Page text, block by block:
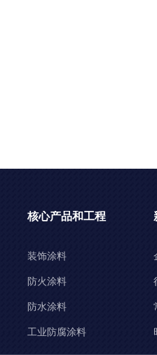
核心产品和工程
装饰涂料
防火涂料
防水涂料
工业防腐涂料